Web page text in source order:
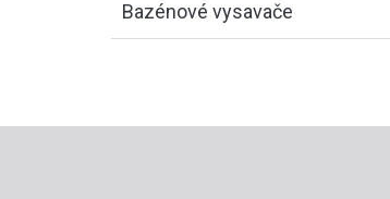
Bazénové vysavače